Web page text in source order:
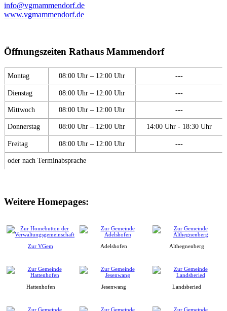
info@vgmammendorf.de
www.vgmammendorf.de
Öffnungszeiten Rathaus Mammendorf
Montag 08:00 Uhr – 12:00 Uhr ---
Dienstag 08:00 Uhr – 12:00 Uhr ---
Mittwoch 08:00 Uhr – 12:00 Uhr ---
Donnerstag 08:00 Uhr – 12:00 Uhr 14:00 Uhr - 18:30 Uhr
Freitag 08:00 Uhr – 12:00 Uhr ---
oder nach Terminabsprache
Weitere Homepages:
Zur VGem Adelshofen Althegnenberg
Hattenhofen Jesenwang Landsberied